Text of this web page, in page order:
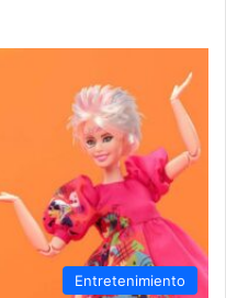
Entretenimiento